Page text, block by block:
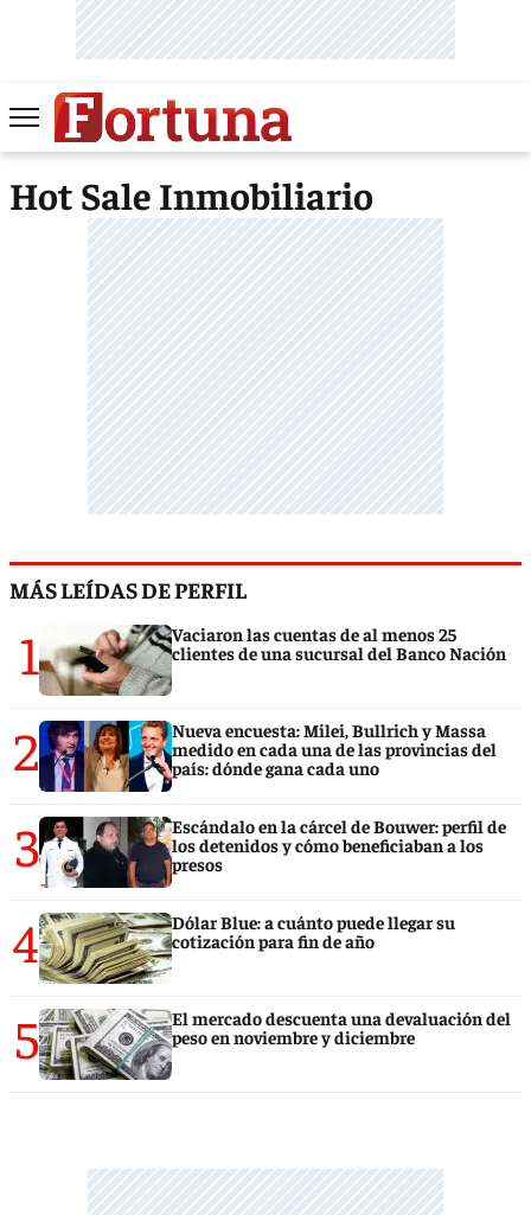
Hot Sale Inmobiliario
MÁS LEÍDAS DE PERFIL
1
Vaciaron las cuentas de al menos 25
clientes de una sucursal del Banco Nación
2
Nueva encuesta: Milei, Bullrich y Massa
medido en cada una de las provincias del
país: dónde gana cada uno
3
Escándalo en la cárcel de Bouwer: perfil de
los detenidos y cómo beneficiaban a los
presos
4
Dólar Blue: a cuánto puede llegar su
cotización para fin de año
5
El mercado descuenta una devaluación del
peso en noviembre y diciembre